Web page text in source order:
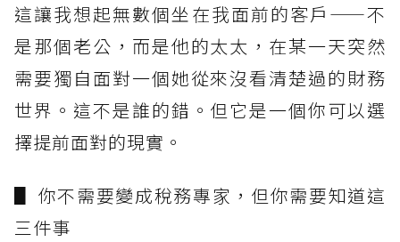
這讓我想起無數個坐在我面前的客戶——不
是那個老公，而是他的太太，在某一天突然
需要獨自面對一個她從來沒看清楚過的財務
世界。這不是誰的錯。但它是一個你可以選
擇提前面對的現實。
▋ 你不需要變成稅務專家，但你需要知道這
三件事